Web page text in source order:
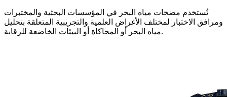
تُستخدم مضخات مياه البحر في المؤسسات البحثية والمختبرات
ومرافق الاختبار لمختلف الأغراض العلمية والتجريبية المتعلقة بتحليل
مياه البحر أو المحاكاة أو البيئات الخاضعة للرقابة.